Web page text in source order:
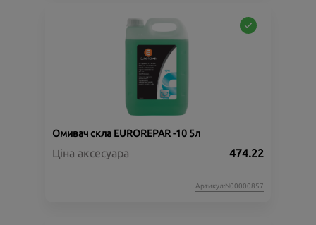
Омивач скла EUROREPAR -10 5л
Ціна аксесуара 474.22
Артикул:N00000857